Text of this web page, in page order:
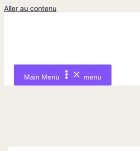
Aller au contenu
Main Menu menu